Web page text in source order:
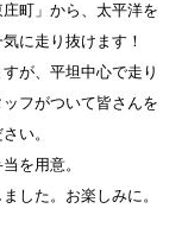
町」から、太平洋を
に走り抜けます！
が、平坦中心で走り
フがついて皆さんを
い。
を用意。
した。お楽しみに。